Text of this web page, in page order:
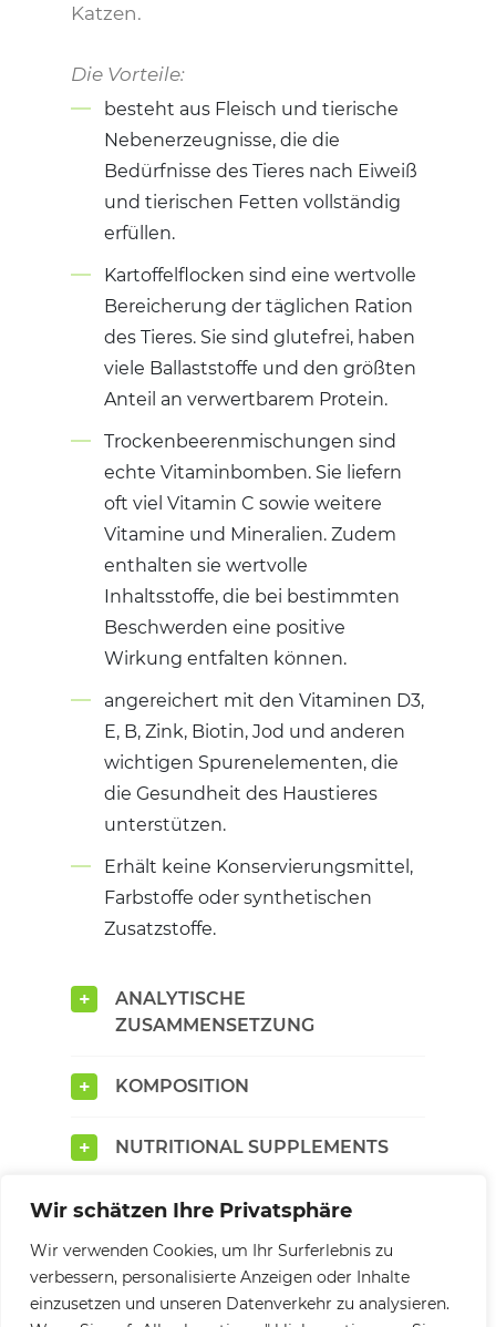
Wir schätzen Ihre Privatsphäre
Wir verwenden Cookies, um Ihr Surferlebnis zu
verbessern, personalisierte Anzeigen oder Inhalte
einzusetzen und unseren Datenverkehr zu analysieren.
Katzen.
Die Vorteile:
besteht aus Fleisch und tierische
Nebenerzeugnisse, die die
Bedürfnisse des Tieres nach Eiweiß
und tierischen Fetten vollständig
erfüllen.
Kartoffelflocken sind eine wertvolle
Bereicherung der täglichen Ration
des Tieres. Sie sind glutefrei, haben
viele Ballaststoffe und den größten
Anteil an verwertbarem Protein.
Trockenbeerenmischungen sind
echte Vitaminbomben. Sie liefern
oft viel Vitamin C sowie weitere
Vitamine und Mineralien. Zudem
enthalten sie wertvolle
Inhaltsstoffe, die bei bestimmten
Beschwerden eine positive
Wirkung entfalten können.
angereichert mit den Vitaminen D3,
E, B, Zink, Biotin, Jod und anderen
wichtigen Spurenelementen, die
die Gesundheit des Haustieres
unterstützen.
Erhält keine Konservierungsmittel,
Farbstoffe oder synthetischen
Zusatzstoffe.
ANALYTISCHE
ZUSAMMENSETZUNG
KOMPOSITION
NUTRITIONAL SUPPLEMENTS
VORSCHUBGESCHWINDIGKEIT
Datenschutzhinweise